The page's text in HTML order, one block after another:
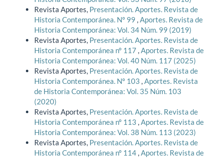
Revista Aportes, Presentación. Aportes. Revista de
Historia Contemporánea. Nº 99 ,Aportes. Revista de
Historia Contemporánea: Vol. 34 Núm. 99 (2019)
Revista Aportes, Presentación. Aportes. Revista de
Historia Contemporánea nº 117 ,Aportes. Revista de
Historia Contemporánea: Vol. 40 Núm. 117 (2025)
Revista Aportes, Presentación. Aportes. Revista de
Historia Contemporánea. Nº 103 ,Aportes. Revista
de Historia Contemporánea: Vol. 35 Núm. 103
(2020)
Revista Aportes, Presentación. Aportes. Revista de
Historia Contemporánea nº 113 ,Aportes. Revista de
Historia Contemporánea: Vol. 38 Núm. 113 (2023)
Revista Aportes, Presentación. Aportes. Revista de
Historia Contemporánea nº 114,Aportes. Revista de